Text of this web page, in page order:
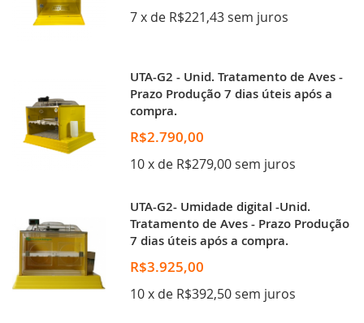
7 x de R$221,43 sem juros
UTA-G2 - Unid. Tratamento de Aves -
Prazo Produção 7 dias úteis após a
compra.
R$2.790,00
10 x de R$279,00 sem juros
UTA-G2- Umidade digital -Unid.
Tratamento de Aves - Prazo Produção
7 dias úteis após a compra.
R$3.925,00
10 x de R$392,50 sem juros